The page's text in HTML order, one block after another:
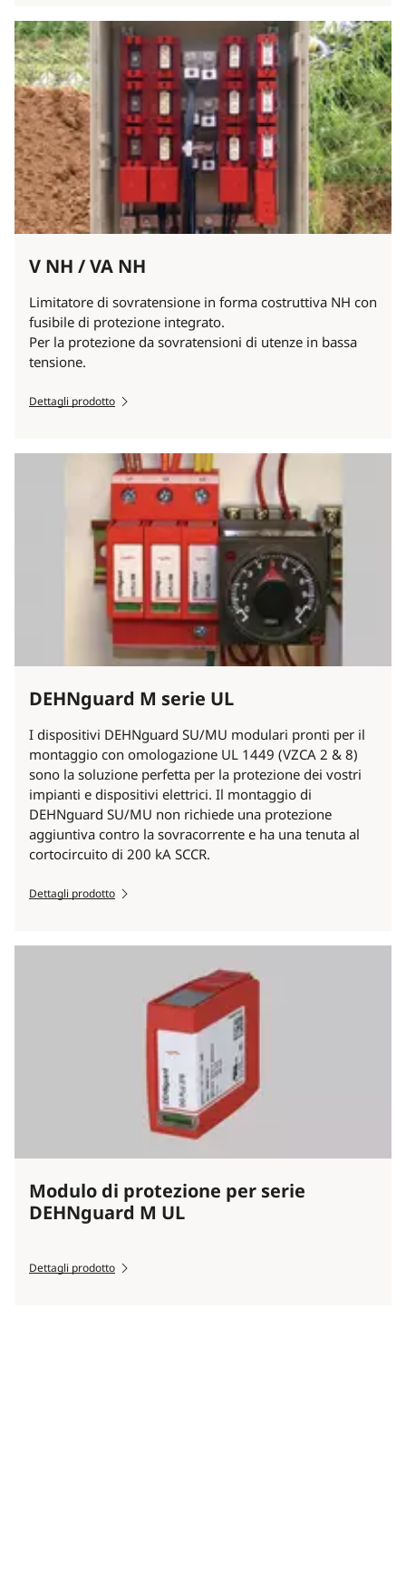
V NH / VA NH
Limitatore di sovratensione in forma costruttiva NH con
fusibile di protezione integrato.
Per la protezione da sovratensioni di utenze in bassa
tensione.
Dettagli prodotto
DEHNguard M serie UL
I dispositivi DEHNguard SU/MU modulari pronti per il
montaggio con omologazione UL 1449 (VZCA 2 & 8)
sono la soluzione perfetta per la protezione dei vostri
impianti e dispositivi elettrici. Il montaggio di
DEHNguard SU/MU non richiede una protezione
aggiuntiva contro la sovracorrente e ha una tenuta al
cortocircuito di 200 kA SCCR.
Dettagli prodotto
Modulo di protezione per serie
DEHNguard M UL
Dettagli prodotto